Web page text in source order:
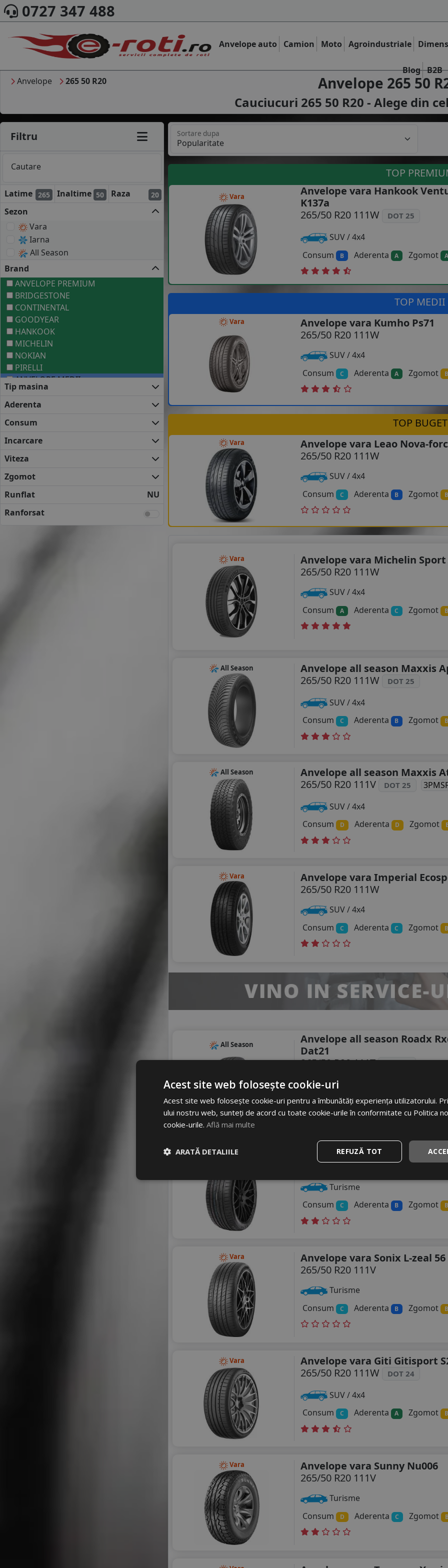
0727 347 488
Anvelope auto Camion Moto Agroindustriale
Blog B2B
Anvelope 265 50 R20 Anvelope 265 50
Cauciucuri 265 50 R20 - Alege din
Filtru
Cautare
Latime 265 Inaltime 50 Raza 20
Sezon
Vara
Iarna
All Season
Brand
ANVELOPE PREMIUM
BRIDGESTONE
CONTINENTAL
GOODYEAR
HANKOOK
MICHELIN
NOKIAN
PIRELLI
ANVELOPE MEDII
FALKEN
FIRESTONE
KUMHO
NEXEN
YOKOHAMA
ANVELOPE BUGET
GITI
GRIPMAX
IMPERIAL
Tip masina
Aderenta
Consum
Incarcare
Viteza
Zgomot
Runflat
NU
Ranforsat
Sortare dupa
TOP
Vara
Anvelope vara Hankook
K137a
265/50 R20 111W
DOT 25
SUV / 4x4
Consum
B Aderenta A Zgomot A
TOP MEDII
Vara
Anvelope vara Kumho Ps71
265/50 R20 111W
SUV / 4x4
Consum
C Aderenta A Zgomot B
TOP BUGET
Vara
Anvelope vara Leao Nova-
265/50 R20 111W
SUV / 4x4
Consum
C Aderenta B Zgomot B
Vara
Anvelope vara Michelin Sport
265/50 R20 111W
SUV / 4x4
Consum
A Aderenta C Zgomot B
All Season
Anvelope all season Maxxis
265/50 R20 111W
DOT 25
SUV / 4x4
Consum
C Aderenta B Zgomot B
All Season
Anvelope all season Maxxis
265/50 R20 111V
DOT 25
SUV / 4x4
Consum
D Aderenta D Zgomot
Vara
Anvelope vara Imperial
265/50 R20 111W
SUV / 4x4
Consum
C Aderenta C Zgomot B
All Season
Anvelope all season Roadx
Dat21
265/50 R20 111T
Turisme
Consum B Aderenta D Zgomot
Vara
Anvelope vara Aplus A610
265/50 R20 111W DOT 25
Turisme
Consum
C Aderenta B Zgomot B
Vara
Anvelope vara Sonix L-zeal 56
265/50 R20 111V
Turisme
Consum
C Aderenta B Zgomot B
Vara
Anvelope vara Giti Gitisport
265/50 R20 111W
DOT 24
SUV / 4x4
Consum
C Aderenta A Zgomot B
Vara
Anvelope vara Sunny Nu006
265/50 R20 111V
Turisme
Consum
D Aderenta C Zgomot
Acest site web folosește cookie-uri
Acest site web folosește cookie-uri pentru a îmbunătăți experiența utilizatorului.
ului nostru web, sunteți de acord cu toate cookie-urile în conformitate cu Politica
cookie-urile. Află mai multe
REFUZĂ TOT
ARATĂ DETALIILE